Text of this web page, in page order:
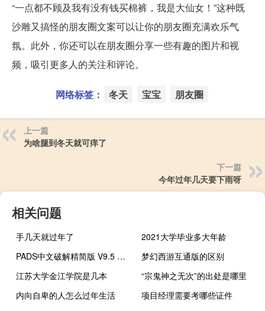
“一点都不顾及我有没有钱买棉裤，我是大仙女！”这种既
沙雕又搞怪的朋友圈文案可以让你的朋友圈充满欢乐气
氛。此外，你还可以在朋友圈分享一些有趣的图片和视
频，吸引更多人的关注和评论。
网络标签： 冬天 宝宝 朋友圈
上一篇
为啥腿到冬天就可痒了
下一篇
今年过年几天要下雨呀
相关问题
手几天就过年了
2021大学毕业多大年龄
PADS中文破解精简版 V9.5 最新免费版（PADS中文破解精简版 V9.5 最新免费版功能简介）
梦幻西游互通版的区别
江苏大学金江学院是几本
“宗鬼神之无次”的出处是哪里
内向自卑的人怎么过年生活
项目经理需要考哪些证件